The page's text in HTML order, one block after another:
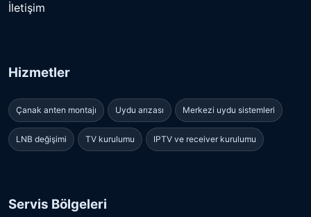
İletişim
Hizmetler
Çanak anten montajı Uydu arızası Merkezi uydu sistemleri
LNB değişimi TV kurulumu IPTV ve receiver kurulumu
Servis Bölgeleri